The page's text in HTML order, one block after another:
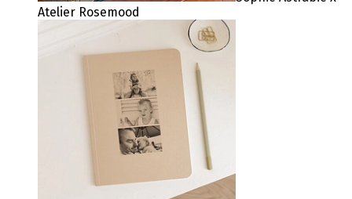
Atelier Rosemood